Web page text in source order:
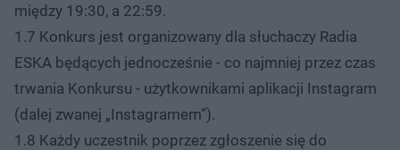
między 19:30, a 22:59.
1.7 Konkurs jest organizowany dla słuchaczy Radia
ESKA będących jednocześnie - co najmniej przez czas
trwania Konkursu - użytkownikami aplikacji Instagram
(dalej zwanej „Instagramem”).
1.8 Każdy uczestnik poprzez zgłoszenie się do